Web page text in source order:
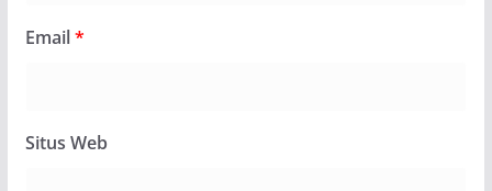
Email*
Situs Web